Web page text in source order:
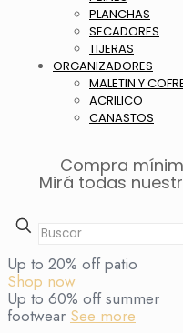
PLANCHAS
SECADORES
TIJERAS
ORGANIZADORES
MALETIN Y
ACRILICO
CANASTOS
Compra
Mirá todas
Up to 20% off patio
Shop now
Up to 60% off summer
footwear See more